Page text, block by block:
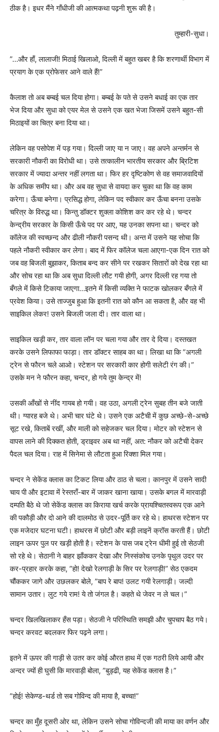
ठीक है। इधर मैंने गाँधीजी की आत्मकथा पढ़नी शुरू की है।
तुम्हारी-सुधा।
”…और हाँ, लालाजी! मिठाई खिलाओ, दिल्ली में बहुत खबर है कि शरणार्थी विभाग में
प्रयाग के एक प्रोफेसर आने वाले हैं!”
कैलाश तो अब बम्बई चल दिया होगा। बम्बई के पते से उसने बधाई का एक तार
भेज दिया और सुधा को एयर मेल से उसने एक खत भेजा जिसमें उसने बहुत-सी
मिठाइयों का चित्र बना दिया था।
लेकिन वह पसोपेश में पड़ गया। दिल्ली जाए या न जाए। वह अपने अन्तर्मन से
सरकारी नौकरी का विरोधी था। उसे तत्कालीन भारतीय सरकार और ब्रिटिश
सरकार में ज्यादा अन्तर नहीं लगता था। फिर हर दृष्टिकोण से वह समाजवादियों
के अधिक समीप था। और अब वह सुधा से वायदा कर चुका था कि वह काम
करेगा। ऊँचा बनेगा। प्रसिद्ध होगा, लेकिन पद स्वीकार कर ऊँचा बनना उसके
चरित्र के विरुद्ध था। किन्तु डॉक्टर शुक्ला कोशिश कर कर रहे थे। चन्दर
केन्द्रीय सरकार के किसी ऊँचे पद पर आए, यह उनका सपना था। चन्दर को
कॉलेज की स्वच्छन्द और ढीली नौकरी पसन्द थी। अन्त में उसने यह सोचा कि
पहले नौकरी स्वीकार कर लेगा। बाद में फिर कॉलेज चला आएगा-एक दिन रात को
जब वह बिजली बुझाकर, किताब बन्द कर सीने पर रखकर सितारों को देख रहा था
और सोच रहा था कि अब सुधा दिल्ली लौट गयी होगी, अगर दिल्ली रह गया तो
बँगले में किसे टिकाया जाएगा…इतने में किसी व्यक्ति ने फाटक खोलकर बँगले में
प्रवेश किया। उसे ताज्जुब हुआ कि इतनी रात को कौन आ सकता है, और वह भी
साइकिल लेकर! उसने बिजली जला दी। तार वाला था।
साइकिल खड़ी कर, तार वाला लॉन पर चला गया और तार दे दिया। दस्तखत
करके उसने लिफाफा फाड़ा। तार डॉक्टर साहब का था। लिखा था कि ”अगली
ट्रेन से फौरन चले आओ। स्टेशन पर सरकारी कार होगी सलेटी रंग की।”
उसके मन ने फौरन कहा, चन्दर, हो गये तुम केन्द्र में!
उसकी आँखों से नींद गायब हो गयी। वह उठा, अगली ट्रेन सुबह तीन बजे जाती
थी। ग्यारह बजे थे। अभी चार घंटे थे। उसने एक अटैची में कुछ अच्छे-से-अच्छे
सूट रखे, किताबें रखीं, और माली को सहेजकर चल दिया। मोटर को स्टेशन से
वापस लाने की दिक्कत होती, ड्राइवर अब था नहीं, अत: नौकर को अटैची देकर
पैदल चल दिया। राह में सिनेमा से लौटता हुआ रिक्शा मिल गया।
चन्दर ने सेकेंड क्लास का टिकट लिया और ठाठ से चला। कानपुर में उसने सादी
चाय पी और इटावा में रेस्तराँ-बार में जाकर खाना खाया। उसके बगल में मारवाड़ी
दम्पति बैठे थे जो सेकेंड क्लास का किराया खर्च करके प्रायश्चितस्वरूप एक आने
की पकौड़ी और दो आने की दालमोठ से उदर-पूर्ति कर रहे थे। हाथरस स्टेशन पर
एक मजेदार घटना घटी। हाथरस में छोटी और बड़ी लाइनें क्रॉस करती हैं। छोटी
लाइन ऊपर पुल पर खड़ी होती है। स्टेशन के पास जब ट्रेन धीमी हुई तो सेठजी
सो रहे थे। सेठानी ने बाहर झाँककर देखा और निस्संकोच उनके पृथुल उदर पर
कर-प्रहार करके कहा, ”हो! देखो रेलगाड़ी के सिर पर रेलगाड़ी!” सेठ एकदम
चौंककर जागे और उछलकर बोले, ”बाप रे बाप! उलट गयी रेलगाड़ी। जल्दी
सामान उतार। लुट गये राम! ये तो जंगल है। कहते थे जेवर न ले चल।”
चन्दर खिलखिलाकर हँस पड़ा। सेठजी ने परिस्थिति समझी और चुपचाप बैठ गये।
चन्दर करवट बदलकर फिर पढ़ने लगा।
इतने में ऊपर की गाड़ी से उतर कर कोई औरत हाथ में एक गठरी लिये आयी और
अन्दर ज्यों ही घुसी कि मारवाड़ी बोला, ”बुड्ढी, यह सेकेंड क्लास है।”
”होई! सेकेण्ड-थर्ड तो सब गोविन्द की माया है, बच्चा!”
चन्दर का मुँह दूसरी ओर था, लेकिन उसने सोचा गोविन्दजी की माया का वर्णन और